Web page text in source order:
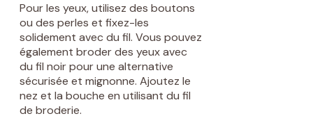
Pour les yeux, utilisez des boutons
ou des perles et fixez-les
solidement avec du fil. Vous pouvez
également broder des yeux avec
du fil noir pour une alternative
sécurisée et mignonne. Ajoutez le
nez et la bouche en utilisant du fil
de broderie.